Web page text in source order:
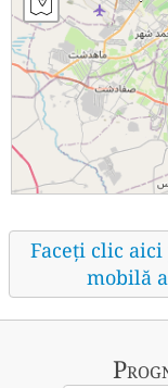
Faceți clic
mobilă